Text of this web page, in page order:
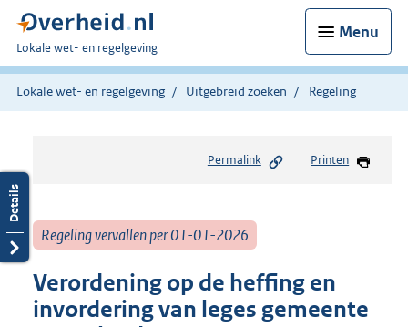
Menu
U
bent
hier:
Lokale wet- en regelgeving
Lokale wet- en regelgeving Uitgebreid zoeken Regeling
Permalink Printen
Regeling vervallen per 01-01-2026
Verordening op de heffing en
invordering van leges gemeente